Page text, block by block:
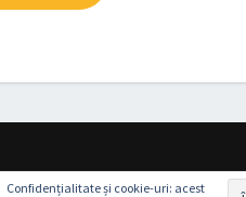
Confidențialitate și cookie-uri: acest